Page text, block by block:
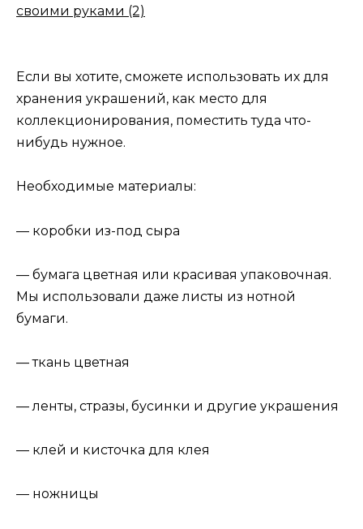
Если вы хотите, сможете использовать их для
хранения украшений, как место для
коллекционирования, поместить туда что-
нибудь нужное.
Необходимые материалы:
— коробки из-под сыра
— бумага цветная или красивая упаковочная.
Мы использовали даже листы из нотной
бумаги.
— ткань цветная
— ленты, стразы, бусинки и другие украшения
— клей и кисточка для клея
— ножницы